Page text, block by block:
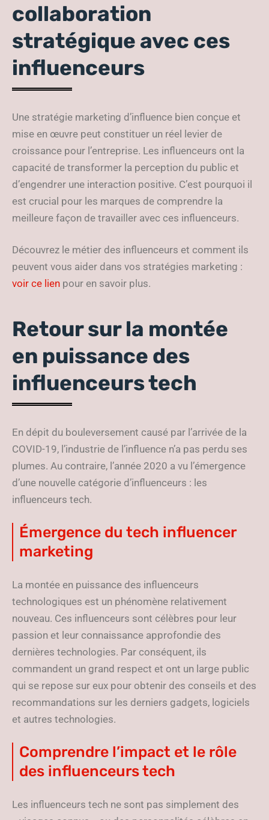
collaboration
stratégique avec ces
influenceurs
Une stratégie marketing d’influence bien conçue et
mise en œuvre peut constituer un réel levier de
croissance pour l’entreprise. Les influenceurs ont la
capacité de transformer la perception du public et
d’engendrer une interaction positive. C’est pourquoi il
est crucial pour les marques de comprendre la
meilleure façon de travailler avec ces influenceurs.
Découvrez le métier des influenceurs et comment ils
peuvent vous aider dans vos stratégies marketing :
voir ce lien pour en savoir plus.
Retour sur la montée
en puissance des
influenceurs tech
En dépit du bouleversement causé par l’arrivée de la
COVID-19, l’industrie de l’influence n’a pas perdu ses
plumes. Au contraire, l’année 2020 a vu l’émergence
d’une nouvelle catégorie d’influenceurs : les
influenceurs tech.
Émergence du tech influencer
marketing
La montée en puissance des influenceurs
technologiques est un phénomène relativement
nouveau. Ces influenceurs sont célèbres pour leur
passion et leur connaissance approfondie des
dernières technologies. Par conséquent, ils
commandent un grand respect et ont un large public
qui se repose sur eux pour obtenir des conseils et des
recommandations sur les derniers gadgets, logiciels
et autres technologies.
Comprendre l’impact et le rôle
des influenceurs tech
Les influenceurs tech ne sont pas simplement des